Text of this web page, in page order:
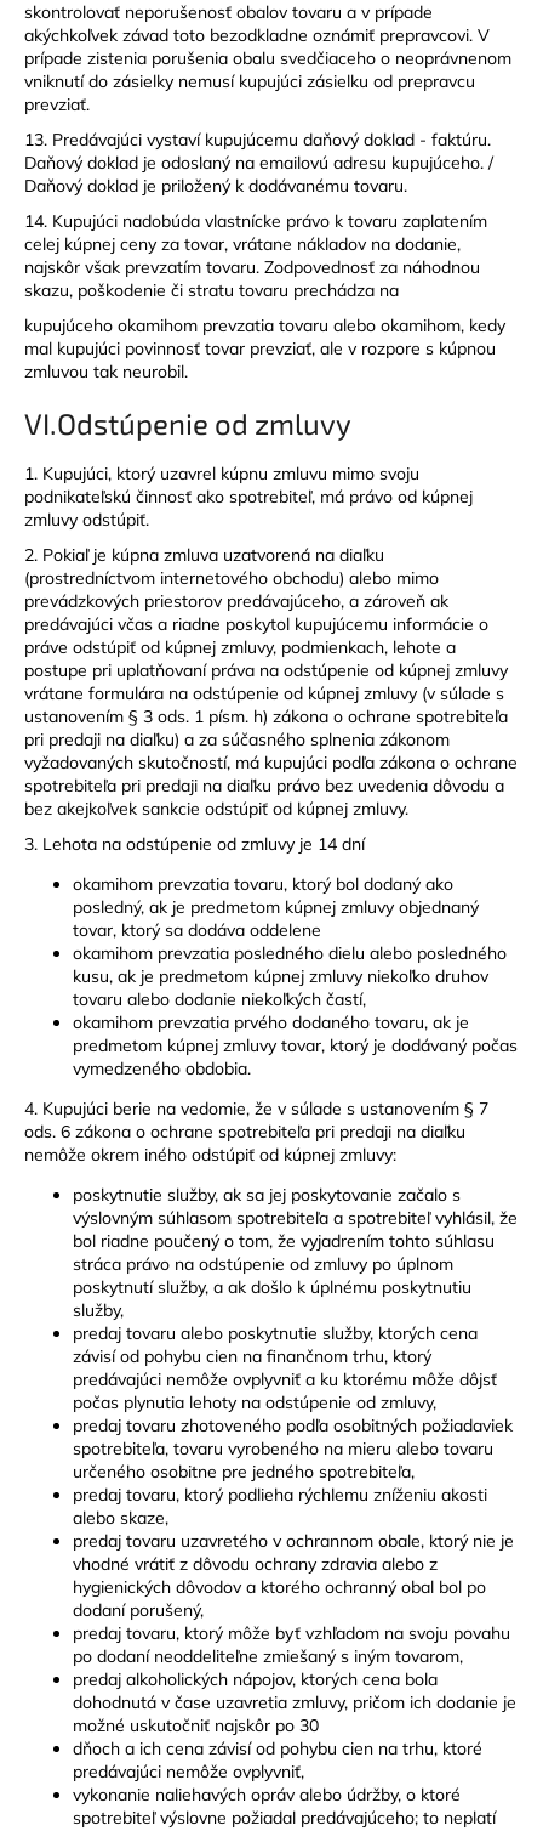
skontrolovať neporušenosť obalov tovaru a v prípade
akýchkoľvek závad toto bezodkladne oznámiť prepravcovi. V
prípade zistenia porušenia obalu svedčiaceho o neoprávnenom
vniknutí do zásielky nemusí kupujúci zásielku od prepravcu
prevziať.
13. Predávajúci vystaví kupujúcemu daňový doklad - faktúru.
Daňový doklad je odoslaný na emailovú adresu kupujúceho. /
Daňový doklad je priložený k dodávanému tovaru.
14. Kupujúci nadobúda vlastnícke právo k tovaru zaplatením
celej kúpnej ceny za tovar, vrátane nákladov na dodanie,
najskôr však prevzatím tovaru. Zodpovednosť za náhodnou
skazu, poškodenie či stratu tovaru prechádza na
kupujúceho okamihom prevzatia tovaru alebo okamihom, kedy
mal kupujúci povinnosť tovar prevziať, ale v rozpore s kúpnou
zmluvou tak neurobil.
VI.Odstúpenie od zmluvy
1. Kupujúci, ktorý uzavrel kúpnu zmluvu mimo svoju
podnikateľskú činnosť ako spotrebiteľ, má právo od kúpnej
zmluvy odstúpiť.
2. Pokiaľ je kúpna zmluva uzatvorená na diaľku
(prostredníctvom internetového obchodu) alebo mimo
prevádzkových priestorov predávajúceho, a zároveň ak
predávajúci včas a riadne poskytol kupujúcemu informácie o
práve odstúpiť od kúpnej zmluvy, podmienkach, lehote a
postupe pri uplatňovaní práva na odstúpenie od kúpnej zmluvy
vrátane formulára na odstúpenie od kúpnej zmluvy (v súlade s
ustanovením § 3 ods. 1 písm. h) zákona o ochrane spotrebiteľa
pri predaji na diaľku) a za súčasného splnenia zákonom
vyžadovaných skutočností, má kupujúci podľa zákona o ochrane
spotrebiteľa pri predaji na diaľku právo bez uvedenia dôvodu a
bez akejkoľvek sankcie odstúpiť od kúpnej zmluvy.
3. Lehota na odstúpenie od zmluvy je 14 dní
okamihom prevzatia tovaru, ktorý bol dodaný ako
posledný, ak je predmetom kúpnej zmluvy objednaný
tovar, ktorý sa dodáva oddelene
okamihom prevzatia posledného dielu alebo posledného
kusu, ak je predmetom kúpnej zmluvy niekoľko druhov
tovaru alebo dodanie niekoľkých častí,
okamihom prevzatia prvého dodaného tovaru, ak je
predmetom kúpnej zmluvy tovar, ktorý je dodávaný počas
vymedzeného obdobia.
4. Kupujúci berie na vedomie, že v súlade s ustanovením § 7
ods. 6 zákona o ochrane spotrebiteľa pri predaji na diaľku
nemôže okrem iného odstúpiť od kúpnej zmluvy:
poskytnutie služby, ak sa jej poskytovanie začalo s
výslovným súhlasom spotrebiteľa a spotrebiteľ vyhlásil, že
bol riadne poučený o tom, že vyjadrením tohto súhlasu
stráca právo na odstúpenie od zmluvy po úplnom
poskytnutí služby, a ak došlo k úplnému poskytnutiu
služby,
predaj tovaru alebo poskytnutie služby, ktorých cena
závisí od pohybu cien na finančnom trhu, ktorý
predávajúci nemôže ovplyvniť a ku ktorému môže dôjsť
počas plynutia lehoty na odstúpenie od zmluvy,
predaj tovaru zhotoveného podľa osobitných požiadaviek
spotrebiteľa, tovaru vyrobeného na mieru alebo tovaru
určeného osobitne pre jedného spotrebiteľa,
predaj tovaru, ktorý podlieha rýchlemu zníženiu akosti
alebo skaze,
predaj tovaru uzavretého v ochrannom obale, ktorý nie je
vhodné vrátiť z dôvodu ochrany zdravia alebo z
hygienických dôvodov a ktorého ochranný obal bol po
dodaní porušený,
predaj tovaru, ktorý môže byť vzhľadom na svoju povahu
po dodaní neoddeliteľne zmiešaný s iným tovarom,
predaj alkoholických nápojov, ktorých cena bola
dohodnutá v čase uzavretia zmluvy, pričom ich dodanie je
možné uskutočniť najskôr po 30
dňoch a ich cena závisí od pohybu cien na trhu, ktoré
predávajúci nemôže ovplyvniť,
vykonanie naliehavých opráv alebo údržby, o ktoré
spotrebiteľ výslovne požiadal predávajúceho; to neplatí